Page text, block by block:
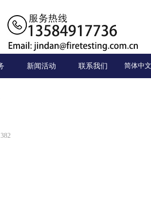
新闻活动 联系我们 简体中文